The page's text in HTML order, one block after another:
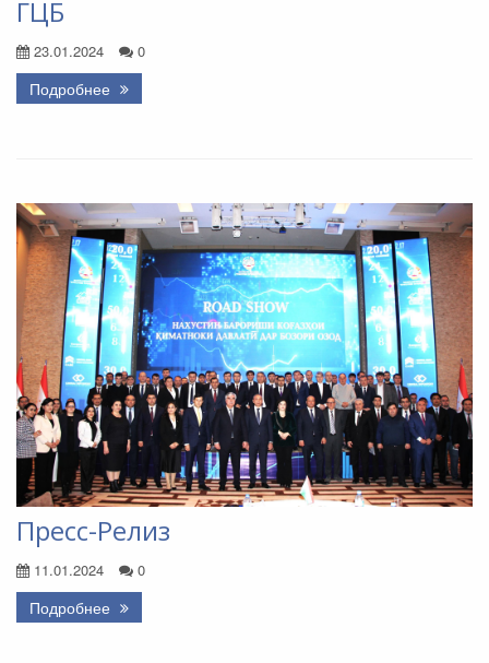
ГЦБ
23.01.2024 0
Подробнее
Пресс-Релиз
11.01.2024 0
Подробнее